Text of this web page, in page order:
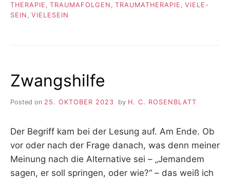
THERAPIE
TRAUMAFOLGEN TRAUMATHERAPIE
VIELE-
SEIN
VIELESEIN
Zwangshilfe
Posted on 25. OKTOBER 2023 by H. C. ROSENBLATT
Der Begriff kam bei der Lesung auf. Am Ende. Ob
vor oder nach der Frage danach, was denn meiner
Meinung nach die Alternative sei – „Jemandem
sagen, er soll springen, oder wie?“ – das weiß ich